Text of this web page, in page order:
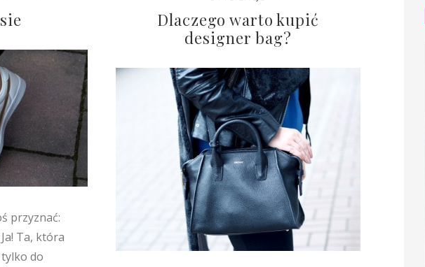
przyznać:
Ta, która
do
Dlaczego warto kupić
designer bag?